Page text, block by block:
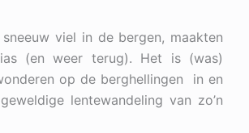
viel in de bergen, maakten
(en weer terug). Het is (was)
op de berghellingen in en
lentewandeling van zo’n